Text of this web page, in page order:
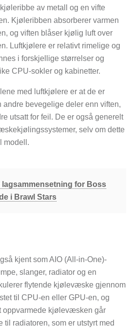
av metall og en vifte
Kjøleribben absorberer varmen
og viften blåser kjølig luft over
Luftkjølere er relativt rimelige og
i forskjellige størrelser og
CPU-sokler og kabinetter.
med luftkjølere er at de er
andre bevegelige deler enn viften,
utsatt for feil. De er også generelt
selv om dette
modell.
lagsammensetning for Boss
i Brawl Stars
kjent som AIO (All-in-One)-
slanger, radiator og en
flytende kjølevæske gjennom
til CPU-en eller GPU-en, og
oppvarmede kjølevæsken går
til radiatoren, som er utstyrt med